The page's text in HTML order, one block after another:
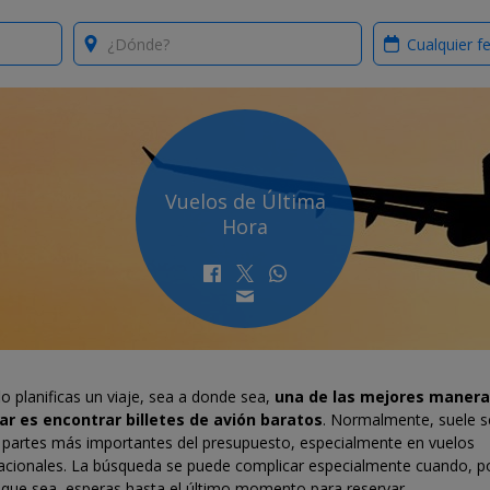
Where? When?
Vuelos de Última
Hora
planificas un viaje, sea a donde sea, una de las mejores
es encontrar billetes de avión baratos. Normalmente, suele
partes más importantes del presupuesto, especialmente en vuelos
La búsqueda se puede complicar especialmente cuando,